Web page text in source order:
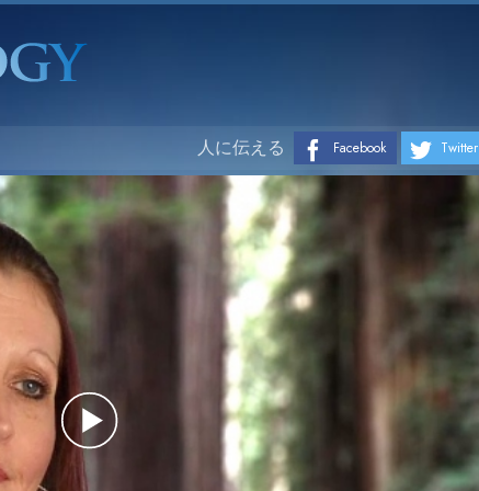
人に伝える Facebook Twitter
Play